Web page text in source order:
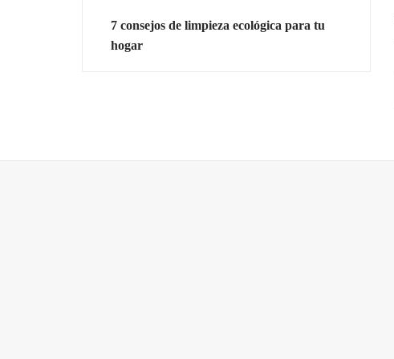
7 consejos de limpieza ecológica para tu
hogar